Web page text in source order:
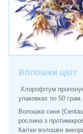
Волошки цвіт
Хлорофітум
упаковках по 50 грам.
Волошка синя
рослина з
Квітки волошки